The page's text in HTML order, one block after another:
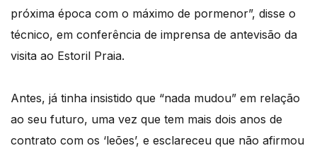
próxima época com o máximo de pormenor”, disse o
técnico, em conferência de imprensa de antevisão da
visita ao Estoril Praia.
Antes, já tinha insistido que “nada mudou” em relação
ao seu futuro, uma vez que tem mais dois anos de
contrato com os ‘leões’, e esclareceu que não afirmou